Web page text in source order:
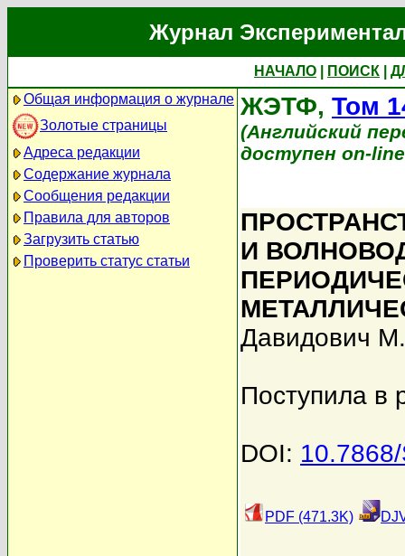
Журнал
НАЧАЛО ПОИСК
Общая информация о журнале
Золотые страницы
Адреса редакции
Содержание журнала
Сообщения редакции
Правила для авторов
Загрузить статью
Проверить статус статьи
ЖЭТФ, Том
(Английский
доступен on-
И
Давидович
Поступила в
DOI:
PDF (471.3K)